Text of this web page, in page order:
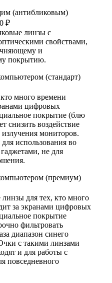
(антибликовым)
₽
линзы с
свойствами,
и
покрытию.
(стандарт)
много времени
цифровых
покрытие (блю
снизить воздействие
излучения мониторов.
использования во
не для
(премиум)
для тех, кто много
за экранами цифровых
покрытие
фильтровать
диапазон синего
с такими линзами
и для работы с
повседневного